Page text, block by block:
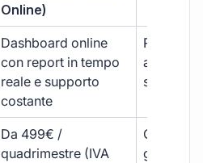
Online)
Dashboard online
con report in tempo
reale e supporto
costante
Report
sporadici
Da 499€ /
quadrimestre (IVA
Costi